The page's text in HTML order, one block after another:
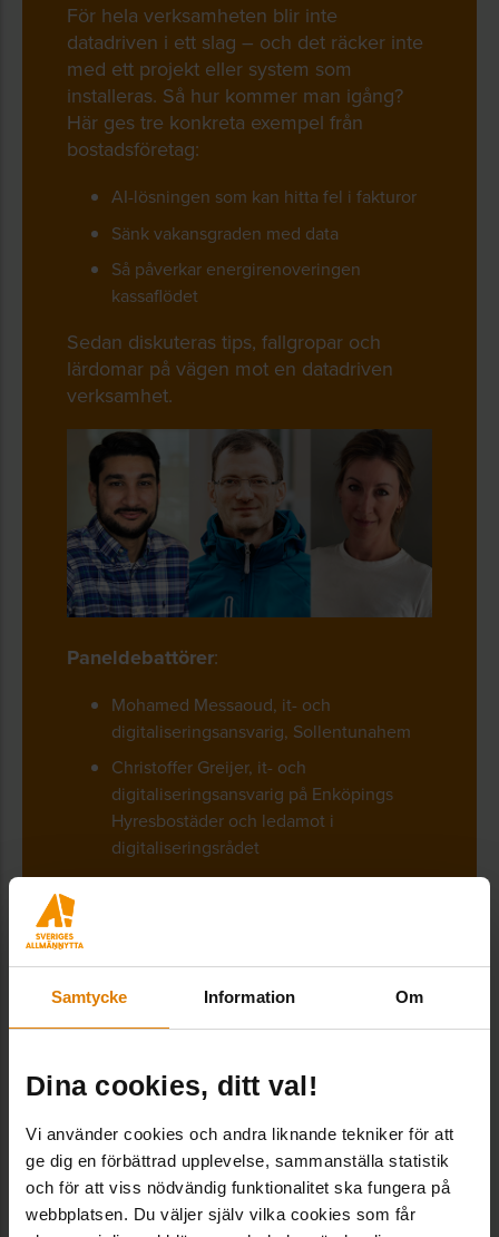
Samtycke Information Om
Dina cookies, ditt val!
Vi använder cookies och andra liknande tekniker för att
ge dig en förbättrad upplevelse, sammanställa statistik
och för att viss nödvändig funktionalitet ska fungera på
webbplatsen. Du väljer själv vilka cookies som får
För hela verksamheten blir inte
datadriven i ett slag – och det räcker inte
med ett projekt eller system som
installeras. Så hur kommer man igång?
Här ges tre konkreta exempel från
bostadsföretag:
AI-lösningen som kan hitta fel i fakturor
Sänk vakansgraden med data
Så påverkar energirenoveringen
kassaflödet
Sedan diskuteras tips, fallgropar och
lärdomar på vägen mot en datadriven
verksamhet.
Paneldebattörer:
Mohamed Messaoud, it- och
digitaliseringsansvarig, Sollentunahem
Christoffer Greijer, it- och
digitaliseringsansvarig på Enköpings
Hyresbostäder och ledamot i
digitaliseringsrådet
Caroline Meschke, CCO, CO:Nordic
Konkreta AI-steg
Fastigheter producerar dagligen värdefull
data om energi, underhåll och hyresgäster